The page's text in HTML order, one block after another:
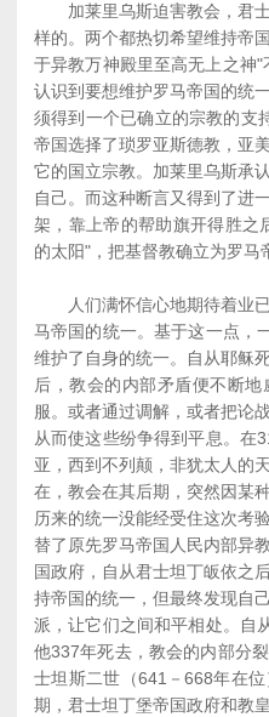
加莱里乌斯迫害教会，君士
样的。两个都热切希望维持帝
于异教万神殿里至高无上之神
认识到要想维护罗马帝国的统
须得到一个已确立的宗教的支
帝国选择了琐罗亚斯德教，亚
它的国立宗教。加莱里乌斯承
自己。而这种断言又得到了进
架，靠上帝的帮助旗开得胜之
的太阳"，把基督教确立为罗马
人们满怀信心地期待着业已
马帝国的统一。基于这一点，
维护了自身的统一。自从耶稣
后，教会的内部矛盾便不断
服。或者通过调解，或者把论
从而使这些纷争得到平息。在
亚，西到不列颠，非犹太人的
在，教会在其后期，突然因某
历来的统一没能经受住这次考
替了原先罗马帝国人民内部异
国政府，自从君士坦丁皈依之
持帝国的统一，但最终发现自
派，让它们之间和平相处。自
他337年死去，教会的内部分
士坦斯二世（641－668年在
期，君士坦丁堡帝国政府和教